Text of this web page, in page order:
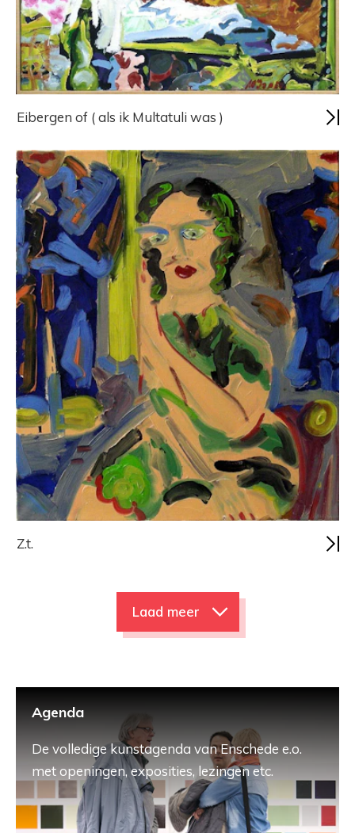
Eibergen of ( als ik Multatuli was )
Z.t.
Laad meer
Agenda
De volledige kunstagenda van Enschede e.o.
met openingen, exposities, lezingen etc.